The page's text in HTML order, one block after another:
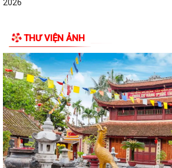
Luật sửa đổi, bổ sung một số điều của Luật
Chiến dịch “500 ngày đêm đẩy mạnh thực
xác định danh tính hài cốt liệt...
Kỷ niệm Ngày gia đình Việt Nam 28/6
KẾ HOẠCH Tiếp công dân của Chủ tịch Ủy
năm 2026
THƯ VIỆN ẢNH